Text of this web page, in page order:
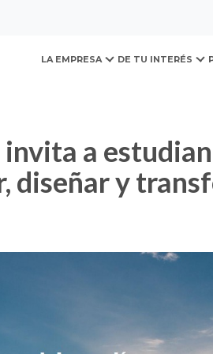
LA EMPRESA DE TU INTERÉS
universitarios a imaginar,
diseñar y